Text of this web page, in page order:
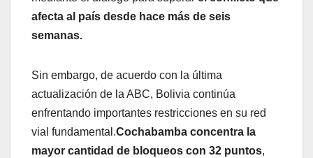
afecta al país desde hace más de seis
semanas.
Sin embargo, de acuerdo con la última
actualización de la ABC, Bolivia continúa
enfrentando importantes restricciones en su red
vial fundamental.Cochabamba concentra la
mayor cantidad de bloqueos con 32 puntos,